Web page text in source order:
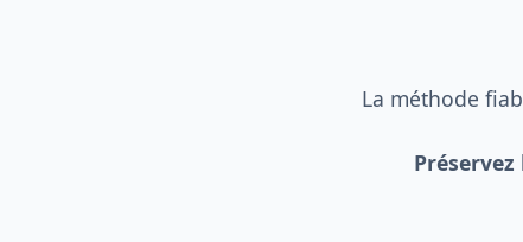
La méthode